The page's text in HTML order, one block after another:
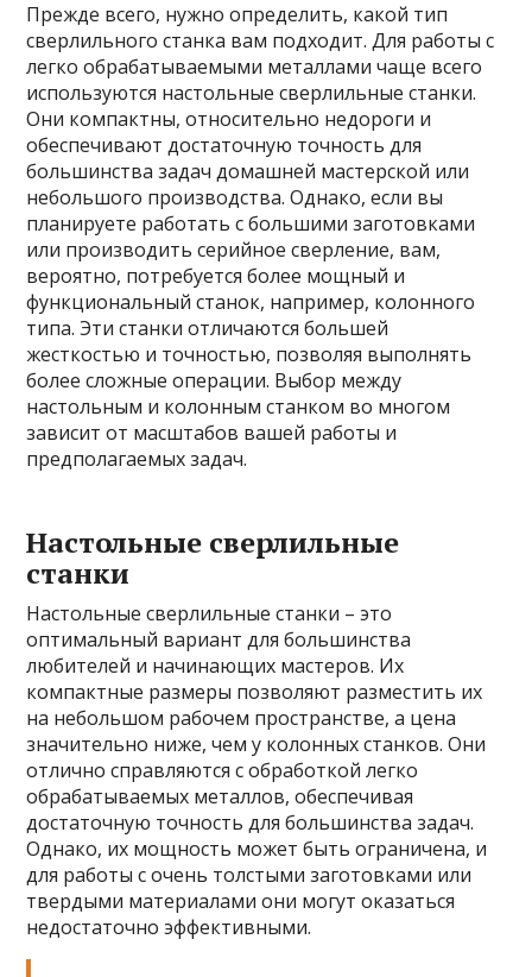
Прежде всего, нужно определить, какой тип
сверлильного станка вам подходит. Для работы с
легко обрабатываемыми металлами чаще всего
используются настольные сверлильные станки.
Они компактны, относительно недороги и
обеспечивают достаточную точность для
большинства задач домашней мастерской или
небольшого производства. Однако, если вы
планируете работать с большими заготовками
или производить серийное сверление, вам,
вероятно, потребуется более мощный и
функциональный станок, например, колонного
типа. Эти станки отличаются большей
жесткостью и точностью, позволяя выполнять
более сложные операции. Выбор между
настольным и колонным станком во многом
зависит от масштабов вашей работы и
предполагаемых задач.
Настольные сверлильные
станки
Настольные сверлильные станки – это
оптимальный вариант для большинства
любителей и начинающих мастеров. Их
компактные размеры позволяют разместить их
на небольшом рабочем пространстве, а цена
значительно ниже, чем у колонных станков. Они
отлично справляются с обработкой легко
обрабатываемых металлов, обеспечивая
достаточную точность для большинства задач.
Однако, их мощность может быть ограничена, и
для работы с очень толстыми заготовками или
твердыми материалами они могут оказаться
недостаточно эффективными.